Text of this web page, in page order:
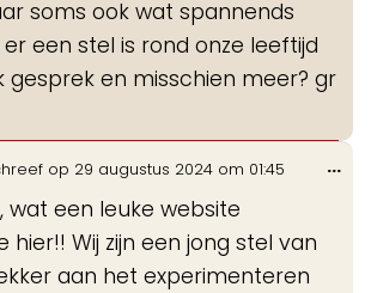
soms ook wat spannends
een stel is rond onze leeftijd
gesprek en misschien meer? gr
op 29 augustus 2024 om 01:45
wat een leuke website
hier!! Wij zijn een jong stel van
aan het experimenteren
...